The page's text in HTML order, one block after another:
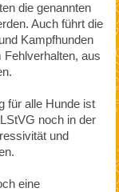
die genannten
Auch führt die
Kampfhunden
aus
für alle Hunde ist
noch in der
und
eine